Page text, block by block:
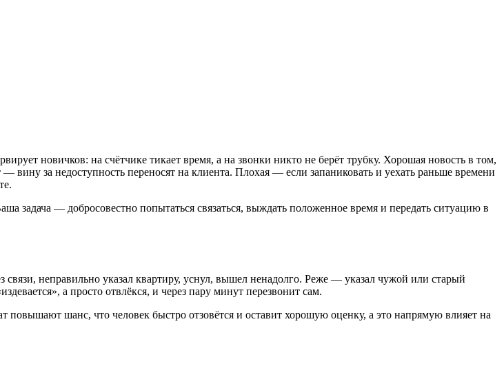
новичков: на счётчике тикает время, а на звонки никто не берёт трубку. Хорошая новость в том,
— вину за недоступность переносят на клиента. Плохая — если запаниковать и уехать раньше времени
задача — добросовестно попытаться связаться, выждать положенное время и передать ситуацию в
неправильно указал квартиру, уснул, вышел ненадолго. Реже — указал чужой или старый
а просто отвлёкся, и через пару минут перезвонит сам.
повышают шанс, что человек быстро отзовётся и оставит хорошую оценку, а это напрямую влияет на